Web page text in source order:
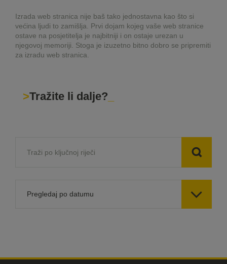
Izrada web stranica nije baš tako jednostavna kao što si
većina ljudi to zamišlja. Prvi dojam kojeg vaše web stranice
ostave na posjetitelja je najbitniji i on ostaje urezan u
njegovoj memoriji. Stoga je izuzetno bitno dobro se pripremiti
za izradu web stranica.
Tražite li dalje?

Pregledaj po datumu